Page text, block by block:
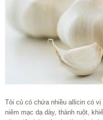
Tỏi củ có chứa nhiều allicin có
niêm mạc dạ dày, thành ruột,